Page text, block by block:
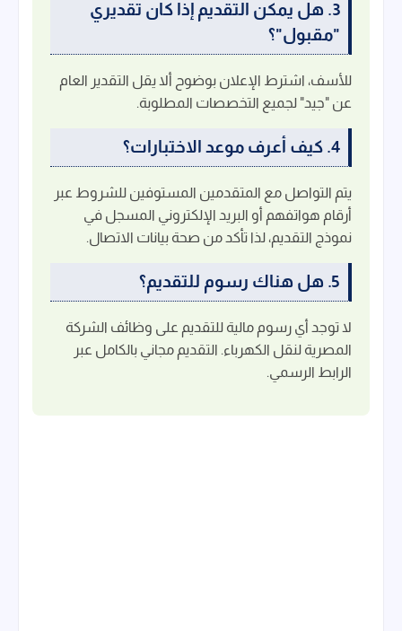
3. هل يمكن التقديم إذا كان تقديري
"مقبول"؟
للأسف، اشترط الإعلان بوضوح ألا يقل التقدير العام
عن "جيد" لجميع التخصصات المطلوبة.
4. كيف أعرف موعد الاختبارات؟
يتم التواصل مع المتقدمين المستوفين للشروط عبر
أرقام هواتفهم أو البريد الإلكتروني المسجل في
نموذج التقديم، لذا تأكد من صحة بيانات الاتصال.
5. هل هناك رسوم للتقديم؟
لا توجد أي رسوم مالية للتقديم على وظائف الشركة
المصرية لنقل الكهرباء. التقديم مجاني بالكامل عبر
الرابط الرسمي.